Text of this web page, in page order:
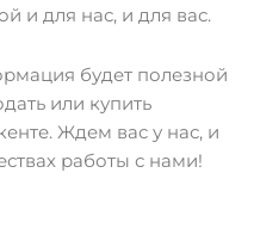
и для нас, и для вас.
будет полезной
или купить
Ждем вас у нас, и
работы с нами!